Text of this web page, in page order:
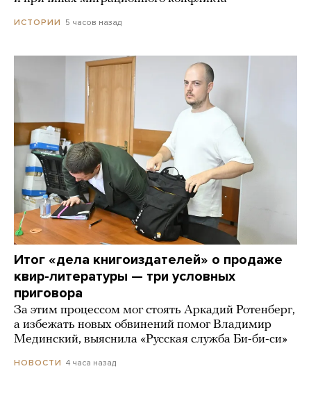
ИСТОРИИ 5 часов назад
Итог «дела книгоиздателей» о продаже
квир-литературы — три условных
приговора
За этим процессом мог стоять Аркадий Ротенберг,
а избежать новых обвинений помог Владимир
Мединский, выяснила «Русская служба Би-би-си»
НОВОСТИ 4 часа назад